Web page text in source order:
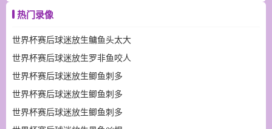
热门录像
世界杯赛后球迷放生鳙鱼头太大
世界杯赛后球迷放生罗非鱼咬人
世界杯赛后球迷放生鲫鱼刺多
世界杯赛后球迷放生鲫鱼刺多
世界杯赛后球迷放生鲫鱼刺多